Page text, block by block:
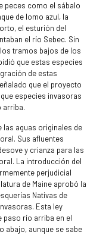
peces como el sábalo
de lomo azul, la
el esturión del
el río Sebec. Sin
tramos bajos de los
que estas especies
de estas
que el proyecto
especies invasoras
arriba.
las aguas originales de
Sus afluentes
y crianza para las
La introducción del
perjudicial
de Maine aprobó la
Nativas de
Esta ley
paso río arriba en el
abajo, aunque se sabe